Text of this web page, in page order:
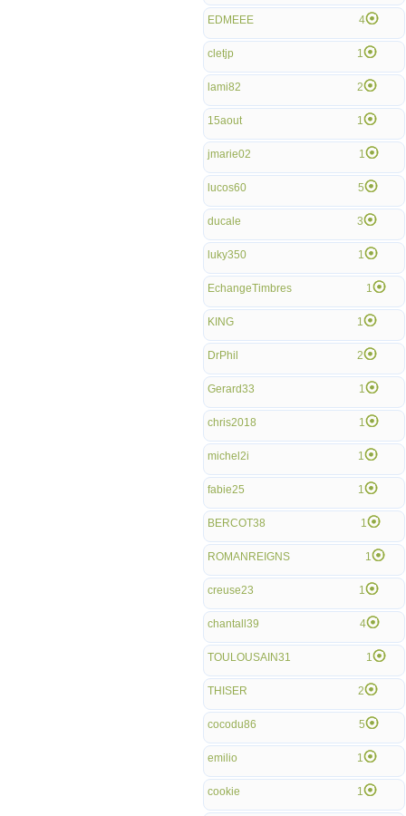
EDMEEE 4
cletjp 1
lami82 2
15aout 1
jmarie02 1
lucos60 5
ducale 3
luky350 1
EchangeTimbres 1
KING 1
DrPhil 2
Gerard33 1
chris2018 1
michel2i 1
fabie25 1
BERCOT38 1
ROMANREIGNS 1
creuse23 1
chantall39 4
TOULOUSAIN31 1
THISER 2
cocodu86 5
emilio 1
cookie 1